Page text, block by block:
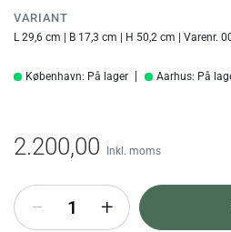
VARIANT
L 29,6 cm | B 17,3 cm | H 50,2 cm | Varenr.
København: På lager Aarhus: På
2.200,00 Inkl. moms
+